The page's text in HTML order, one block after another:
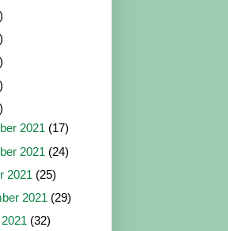
2021 (17)
2021 (24)
2021 (25)
2021 (29)
(32)